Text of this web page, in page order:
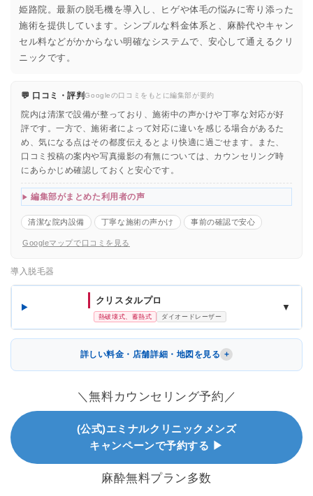
姫路院。最新の脱毛機を導入し、ヒゲや体毛の悩みに寄り添った
施術を提供しています。シンプルな料金体系と、麻酔代やキャン
セル料などがかからない明確なシステムで、安心して通えるクリ
ニックです。
💬 口コミ・評判Googleの口コミをもとに編集部が要約
院内は清潔で設備が整っており、施術中の声かけや丁寧な対応が好
評です。一方で、施術者によって対応に違いを感じる場合があるた
め、気になる点はその都度伝えるとより快適に過ごせます。また、
口コミ投稿の案内や写真撮影の有無については、カウンセリング時
にあらかじめ確認しておくと安心です。
編集部がまとめた利用者の声
清潔な院内設備 丁寧な施術の声かけ 事前の確認で安心
Googleマップで口コミを見る
導入脱毛器
クリスタルプロ
熱破壊式、蓄熱式 ダイオードレーザー
▼
詳しい料金・店舗詳細・地図を見る
＼無料カウンセリング予約／
(公式)エミナルクリニックメンズ
キャンペーンで予約する ▶
麻酔無料プラン多数